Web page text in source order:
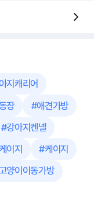
지캐리어
장 #애견가방
#강아지켄넬
이지 #케이지
양이이동가방